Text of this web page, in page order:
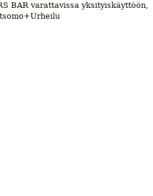
BAR varattavissa yksityiskäyttöön,